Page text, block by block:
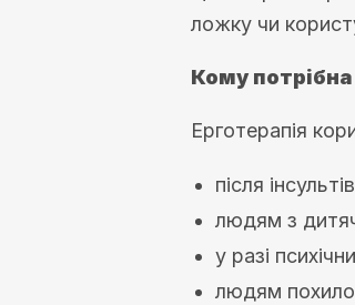
ложку чи
Кому потрібна
Ерготерапія
після
людям з
у разі
людям